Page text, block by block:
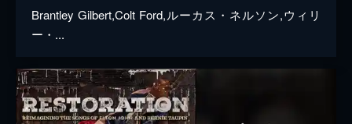
Brantley Gilbert,Colt Ford,ルーカス・ネルソン,ウィリ
ー・...